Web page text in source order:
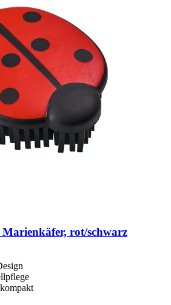
Marienkäfer, rot/schwarz